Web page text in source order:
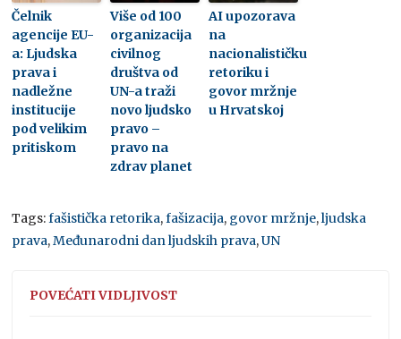
Čelnik
agencije EU-
a: Ljudska
prava i
nadležne
institucije
pod velikim
pritiskom
Više od 100
organizacija
civilnog
društva od
UN-a traži
novo ljudsko
pravo –
pravo na
zdrav planet
AI upozorava
na
nacionalističku
retoriku i
govor mržnje
u Hrvatskoj
Tags:fašistička retorika,fašizacija, govor mržnje,ljudska
prava,Međunarodni dan ljudskih prava,UN
POVEĆATI VIDLJIVOST